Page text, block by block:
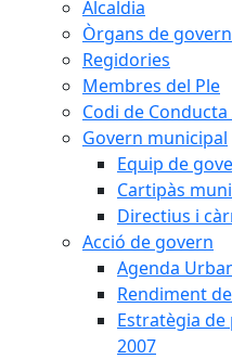
Alcaldia
Òrgans de govern
Regidories
Membres del Ple
Codi de
Govern municipal
Equip de
Cartipàs
Directius i
Acció de govern
Agenda
Rendiment
Estratègia
2007